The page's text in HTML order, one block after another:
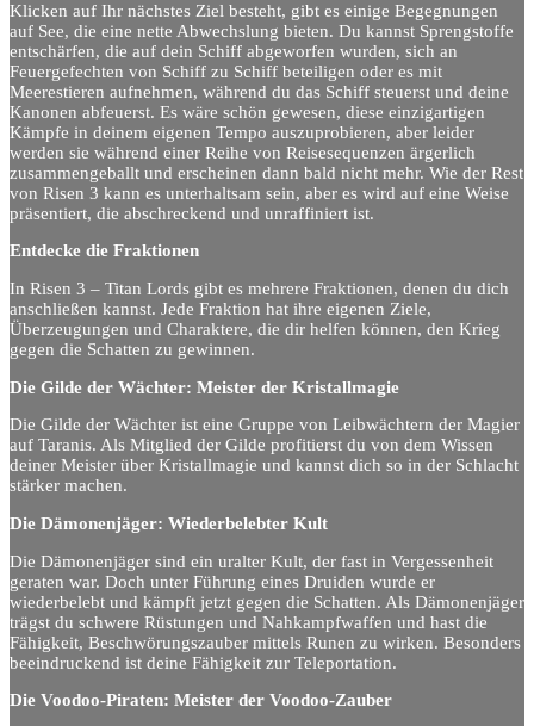
Klicken auf Ihr nächstes Ziel besteht, gibt es einige Begegnungen
auf See, die eine nette Abwechslung bieten. Du kannst Sprengstoffe
entschärfen, die auf dein Schiff abgeworfen wurden, sich an
Feuergefechten von Schiff zu Schiff beteiligen oder es mit
Meerestieren aufnehmen, während du das Schiff steuerst und deine
Kanonen abfeuerst. Es wäre schön gewesen, diese einzigartigen
Kämpfe in deinem eigenen Tempo auszuprobieren, aber leider
werden sie während einer Reihe von Reisesequenzen ärgerlich
zusammengeballt und erscheinen dann bald nicht mehr. Wie der Rest
von Risen 3 kann es unterhaltsam sein, aber es wird auf eine Weise
präsentiert, die abschreckend und unraffiniert ist.
Entdecke die Fraktionen
In Risen 3 – Titan Lords gibt es mehrere Fraktionen, denen du dich
anschließen kannst. Jede Fraktion hat ihre eigenen Ziele,
Überzeugungen und Charaktere, die dir helfen können, den Krieg
gegen die Schatten zu gewinnen.
Die Gilde der Wächter: Meister der Kristallmagie
Die Gilde der Wächter ist eine Gruppe von Leibwächtern der Magier
auf Taranis. Als Mitglied der Gilde profitierst du von dem Wissen
deiner Meister über Kristallmagie und kannst dich so in der Schlacht
stärker machen.
Die Dämonenjäger: Wiederbelebter Kult
Die Dämonenjäger sind ein uralter Kult, der fast in Vergessenheit
geraten war. Doch unter Führung eines Druiden wurde er
wiederbelebt und kämpft jetzt gegen die Schatten. Als Dämonenjäger
trägst du schwere Rüstungen und Nahkampfwaffen und hast die
Fähigkeit, Beschwörungszauber mittels Runen zu wirken. Besonders
beeindruckend ist deine Fähigkeit zur Teleportation.
Die Voodoo-Piraten: Meister der Voodoo-Zauber